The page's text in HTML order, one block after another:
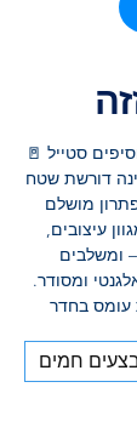
סטייל 🚪
דורשת שטח
מושלם
עיצובים,
ומשלבים
ומסודר.
חמים